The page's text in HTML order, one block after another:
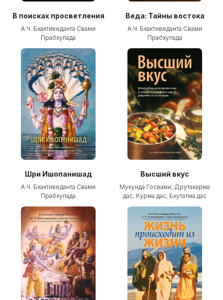
В поисках просветления
А.Ч. Бхактиведанта Свами
Прабхупада
Веда: Тайны востока
А.Ч. Бхактиведанта Свами
Прабхупада
Шри Ишопанишад
А.Ч. Бхактиведанта Свами
Прабхупада
Высший вкус
Мукунда Госвами, Друтакарма
дас, Курма дас, Бхутатма дас